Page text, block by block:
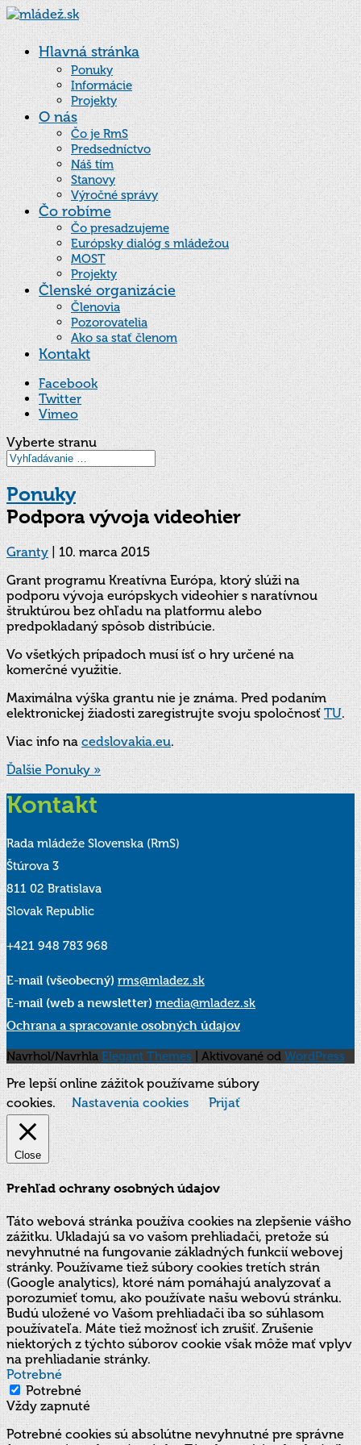
Hlavná stránka
Ponuky
Informácie
Projekty
O nás
Čo je RmS
Predsedníctvo
Náš tím
Stanovy
Výročné správy
Čo robíme
Čo presadzujeme
Európsky dialóg s mládežou
MOST
Projekty
Členské organizácie
Členovia
Pozorovatelia
Ako sa stať členom
Kontakt
Facebook
Twitter
Vimeo
Vyberte stranu
Ponuky
Podpora vývoja videohier
Granty|10. marca 2015
Grant programu Kreatívna Európa, ktorý slúži na
podporu vývoja európskych videohier s naratívnou
štruktúrou bez ohľadu na platformu alebo
predpokladaný spôsob distribúcie.
Vo všetkých prípadoch musí ísť o hry určené na
komerčné využitie.
Maximálna výška grantu nie je známa. Pred podaním
elektronickej žiadosti zaregistrujte svoju spoločnosťTU.
Viac info nacedslovakia.eu.
Ďalšie Ponuky »
Kontakt
Rada mládeže Slovenska (RmS)
Štúrova 3
811 02 Bratislava
Slovak Republic
+421 948 783 968
E-mail (všeobecný) rms@mladez.sk
E-mail (web a newsletter) media@mladez.sk
Ochrana a spracovanie osobných údajov
Navrhol/Navrhla Elegant Themes | Aktivované od WordPress
Pre lepší online zážitok používame súbory
cookies.
Nastavenia cookies Prijať
Close
Prehľad ochrany osobných údajov
Táto webová stránka používa cookies na zlepšenie vášho
zážitku. Ukladajú sa vo vašom prehliadači, pretože sú
nevyhnutné na fungovanie základných funkcií webovej
stránky. Používame tiež súbory cookies tretích strán
(Google analytics), ktoré nám pomáhajú analyzovať a
porozumieť tomu, ako používate našu webovú stránku.
Budú uložené vo Vašom prehliadači iba so súhlasom
používateľa. Máte tiež možnosť ich zrušiť. Zrušenie
niektorých z týchto súborov cookie však môže mať vplyv
na prehliadanie stránky.
Potrebné
Potrebné
Vždy zapnuté
Potrebné cookies sú absolútne nevyhnutné pre správne